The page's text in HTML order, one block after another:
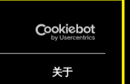
关于